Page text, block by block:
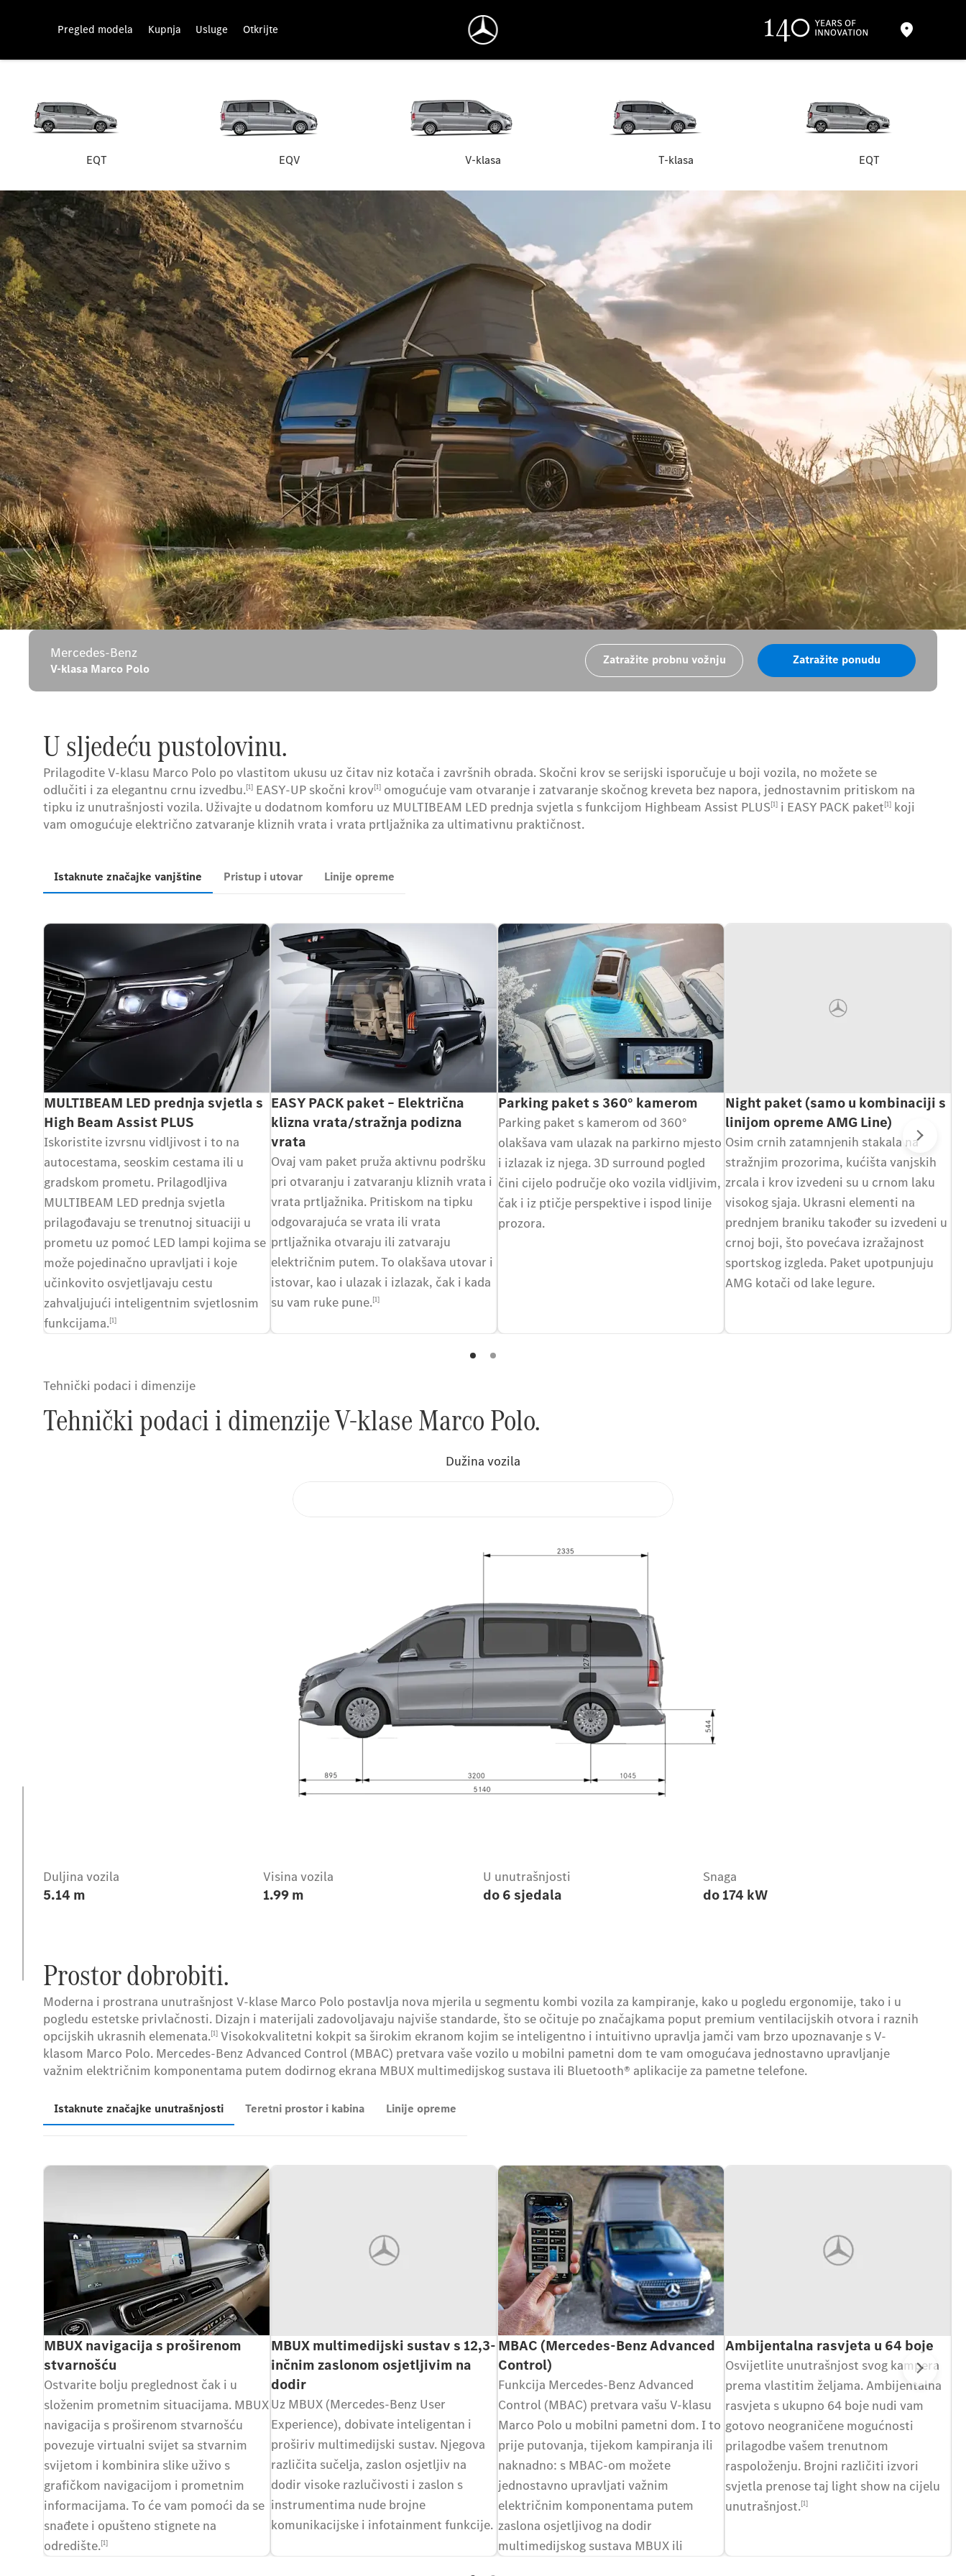
Pregled modela Kupnja Usluge Otkrijte
EQT EQV V-klasa T-klasa EQT
Mercedes-Benz
V-klasa Marco Polo
Zatražite probnu vožnju Zatražite ponudu
U sljedeću pustolovinu.
Prilagodite V-klasu Marco Polo po vlastitom ukusu uz čitav niz kotača i završnih obrada. Skočni krov se serijski isporučuje u boji vozila, no možete se
odlučiti i za elegantnu crnu izvedbu.[1] EASY-UP skočni krov[1] omogućuje vam otvaranje i zatvaranje skočnog kreveta bez napora, jednostavnim pritiskom na
tipku iz unutrašnjosti vozila. Uživajte u dodatnom komforu uz MULTIBEAM LED prednja svjetla s funkcijom Highbeam Assist PLUS[1] i EASY PACK paket[1] koji
vam omogućuje električno zatvaranje kliznih vrata i vrata prtljažnika za ultimativnu praktičnost.
Istaknute značajke vanjštine Pristup i utovar Linije opreme
MULTIBEAM LED prednja svjetla s
High Beam Assist PLUS
Iskoristite izvrsnu vidljivost i to na
autocestama, seoskim cestama ili u
gradskom prometu. Prilagodljiva
MULTIBEAM LED prednja svjetla
prilagođavaju se trenutnoj situaciji u
prometu uz pomoć LED lampi kojima se
može pojedinačno upravljati i koje
učinkovito osvjetljavaju cestu
zahvaljujući inteligentnim svjetlosnim
funkcijama.[1]
EASY PACK paket – Električna
klizna vrata/stražnja podizna
vrata
Ovaj vam paket pruža aktivnu podršku
pri otvaranju i zatvaranju kliznih vrata i
vrata prtljažnika. Pritiskom na tipku
odgovarajuća se vrata ili vrata
prtljažnika otvaraju ili zatvaraju
električnim putem. To olakšava utovar i
istovar, kao i ulazak i izlazak, čak i kada
su vam ruke pune.[1]
Parking paket s 360° kamerom
Parking paket s kamerom od 360°
olakšava vam ulazak na parkirno mjesto
i izlazak iz njega. 3D surround pogled
čini cijelo područje oko vozila vidljivim,
čak i iz ptičje perspektive i ispod linije
prozora.
Night paket (samo u kombinaciji s
linijom opreme AMG Line)
Osim crnih zatamnjenih stakala na
stražnjim prozorima, kućišta vanjskih
zrcala i krov izvedeni su u crnom laku
visokog sjaja. Ukrasni elementi na
prednjem braniku također su izvedeni u
crnoj boji, što povećava izražajnost
sportskog izgleda. Paket upotpunjuju
AMG kotači od lake legure.
Tehnički podaci i dimenzije
Tehnički podaci i dimenzije V-klase Marco Polo.
Duljina vozila
5.14 m
Visina vozila
1.99 m
U unutrašnjosti
do 6 sjedala
Snaga
do 174 kW
Prostor dobrobiti.
Moderna i prostrana unutrašnjost V-klase Marco Polo postavlja nova mjerila u segmentu kombi vozila za kampiranje, kako u pogledu ergonomije, tako i u
pogledu estetske privlačnosti. Dizajn i materijali zadovoljavaju najviše standarde, što se očituje po značajkama poput premium ventilacijskih otvora i raznih
opcijskih ukrasnih elemenata.[1] Visokokvalitetni kokpit sa širokim ekranom kojim se inteligentno i intuitivno upravlja jamči vam brzo upoznavanje s V-
klasom Marco Polo. Mercedes-Benz Advanced Control (MBAC) pretvara vaše vozilo u mobilni pametni dom te vam omogućava jednostavno upravljanje
važnim električnim komponentama putem dodirnog ekrana MBUX multimedijskog sustava ili Bluetooth® aplikacije za pametne telefone.
Istaknute značajke unutrašnjosti Teretni prostor i kabina Linije opreme
MBUX navigacija s proširenom
stvarnošću
Ostvarite bolju preglednost čak i u
složenim prometnim situacijama. MBUX
navigacija s proširenom stvarnošću
povezuje virtualni svijet sa stvarnim
svijetom i kombinira slike uživo s
grafičkom navigacijom i prometnim
informacijama. To će vam pomoći da se
snađete i opušteno stignete na
odredište.[1]
MBUX multimedijski sustav s 12,3-
inčnim zaslonom osjetljivim na
dodir
Uz MBUX (Mercedes-Benz User
Experience), dobivate inteligentan i
proširiv multimedijski sustav. Njegova
različita sučelja, zaslon osjetljiv na
dodir visoke razlučivosti i zaslon s
instrumentima nude brojne
komunikacijske i infotainment funkcije.
MBAC (Mercedes-Benz Advanced
Control)
Funkcija Mercedes-Benz Advanced
Control (MBAC) pretvara vašu V-klasu
Marco Polo u mobilni pametni dom. I to
prije putovanja, tijekom kampiranja ili
naknadno: s MBAC-om možete
jednostavno upravljati važnim
električnim komponentama putem
zaslona osjetljivog na dodir
multimedijskog sustava MBUX ili
Ambijentalna rasvjeta u 64 boje
Osvijetlite unutrašnjost svog kampera
prema vlastitim željama. Ambijentalna
rasvjeta s ukupno 64 boje nudi vam
gotovo neograničene mogućnosti
prilagodbe vašem trenutnom
raspoloženju. Brojni različiti izvori
svjetla prenose taj light show na cijelu
unutrašnjost.[1]